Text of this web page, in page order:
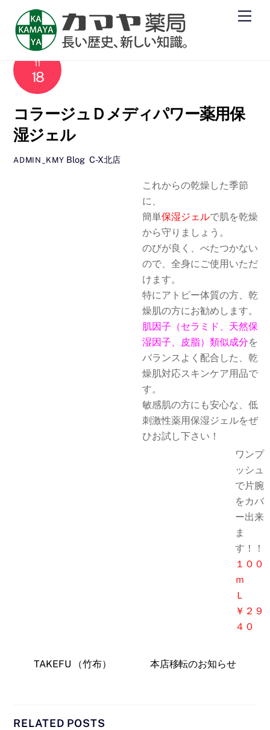
content
11
18
コラージュＤメディパワー薬用保
湿ジェル
ADMIN_KMY Blog ,C-X北店
これからの乾燥した季節
に、
簡単保湿ジェルで肌を乾燥
から守りましょう。
のびが良く、べたつかない
ので、全身にご使用いただ
けます。
特にアトピー体質の方、乾
燥肌の方にお勧めします。
肌因子（セラミド、天然保
湿因子、皮脂）類似成分を
バランスよく配合した、乾
燥肌対応スキンケア用品で
す。
敏感肌の方にも安心な、低
刺激性薬用保湿ジェルをぜ
ひお試し下さい！
ワンプ
ッシュ
で片腕
をカバ
ー出来
ま
す！！
１００
ｍ
Ｌ
￥２９
４０
TAKEFU （竹布） 本店移転のお知らせ
RELATED POSTS